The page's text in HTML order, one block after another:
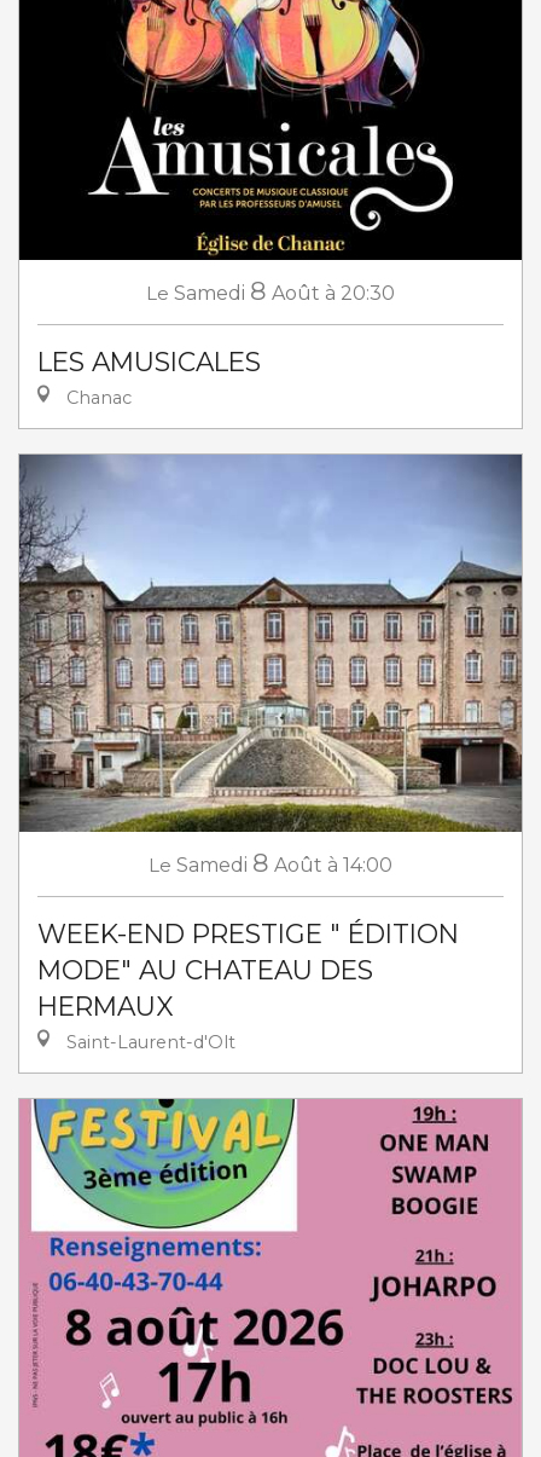
Le Samedi 8 Août à 20:30
LES AMUSICALES
Chanac
Le Samedi 8 Août à 14:00
WEEK-END PRESTIGE " ÉDITION
MODE" AU CHATEAU DES
HERMAUX
Saint-Laurent-d'Olt